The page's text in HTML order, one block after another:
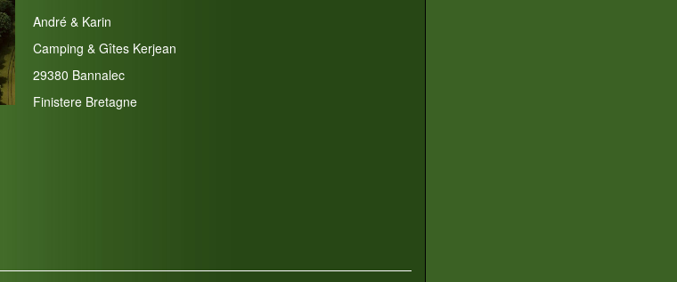
André & Karin
Camping & Gîtes Kerjean
29380 Bannalec
Finistere Bretagne